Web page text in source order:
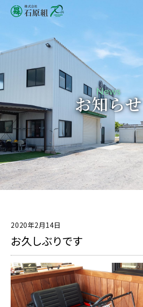
News
お知らせ
2020年2月14日
お久しぶりです